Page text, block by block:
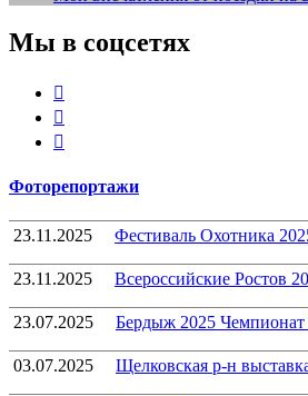
Мы в соцсетях
Фоторепортажи
23.11.2025 Фестиваль Охотника
23.11.2025 Всероссийские Ростов
23.07.2025 Бердыж 2025 Чемпионат
03.07.2025 Щелковская р-н